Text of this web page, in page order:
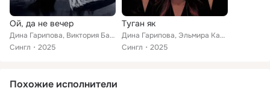
Ой, да не вечер
Дина Гарипова, Виктория Барс
Сингл
2025
Туган як
Дина Гарипова, Эльмира Калимуллина, Виктория Барс
Сингл
2025
Похожие исполнители